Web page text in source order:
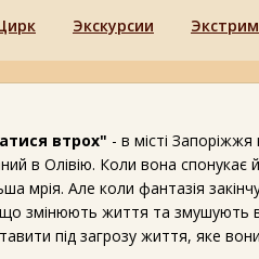
Экскурсии Экстрим
втрох" - в місті
в Олівію. Коли вона
мрія. Але коли фантазія
змінюють життя та змушують
під загрозу життя, яке